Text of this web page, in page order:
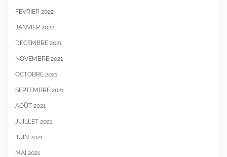
FÉVRIER 2022
JANVIER 2022
DÉCEMBRE 2021
NOVEMBRE 2021
OCTOBRE 2021
SEPTEMBRE 2021
AOÛT 2021
JUILLET 2021
JUIN 2021
MAI 2021